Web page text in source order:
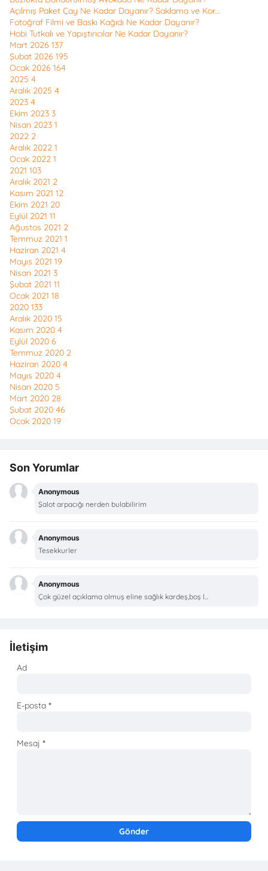
Açılmış Paket Çay Ne Kadar Dayanır? Saklama ve Kor...
Fotoğraf Filmi ve Baskı Kağıdı Ne Kadar Dayanır?
Hobi Tutkalı ve Yapıştırıcılar Ne Kadar Dayanır?
Mart 2026 137
Şubat 2026 195
Ocak 2026 164
2025 4
Aralık 2025 4
2023 4
Ekim 2023 3
Nisan 2023 1
2022 2
Aralık 2022 1
Ocak 2022 1
2021 103
Aralık 2021 2
Kasım 2021 12
Ekim 2021 20
Eylül 2021 11
Ağustos 2021 2
Temmuz 2021 1
Haziran 2021 4
Mayıs 2021 19
Nisan 2021 3
Şubat 2021 11
Ocak 2021 18
2020 133
Aralık 2020 15
Kasım 2020 4
Eylül 2020 6
Temmuz 2020 2
Haziran 2020 4
Mayıs 2020 4
Nisan 2020 5
Mart 2020 28
Şubat 2020 46
Ocak 2020 19
Son Yorumlar
Anonymous
Şalot arpacığı nerden bulabilirim
Anonymous
Tesekkurler
Anonymous
Çok güzel açıklama olmuş eline sağlık kardeş,boş l...
İletişim
Ad
E-posta*
Mesaj*